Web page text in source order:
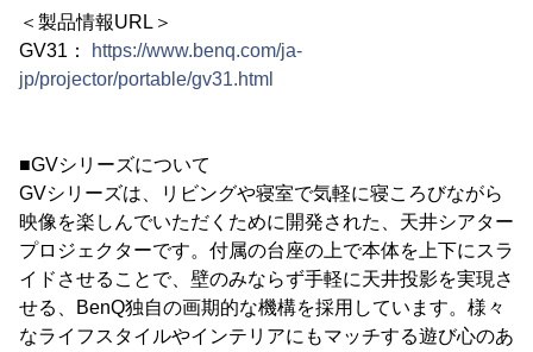
＜製品情報URL＞
GV31：
https://www.benq.com/ja-
jp/projector/portable/gv31.html
■GVシリーズについて
GVシリーズは、リビングや寝室で気軽に寝ころびながら
映像を楽しんでいただくために開発された、天井シアター
プロジェクターです。付属の台座の上で本体を上下にスラ
イドさせることで、壁のみならず手軽に天井投影を実現さ
せる、BenQ独自の画期的な機構を採用しています。様々
なライフスタイルやインテリアにもマッチする遊び心のあ